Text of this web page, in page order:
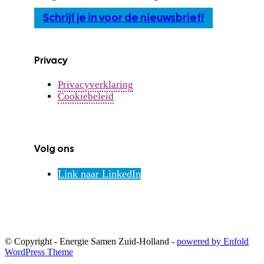
Schrijf je in voor de nieuwsbrief!
Privacy
Privacyverklaring
Cookiebeleid
Volg ons
Link naar LinkedIn
© Copyright - Energie Samen Zuid-Holland - powered by Enfold
WordPress Theme